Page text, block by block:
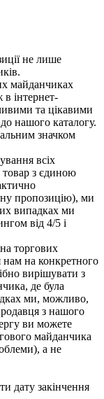
не лише
майданчиках
в інтернет-
та цікавими
нашого каталогу.
значком
всіх
товар з єдиною
пропозицію), ми
випадках ми
від 4/5 і
торгових
на конкретного
вирішувати з
де була
ми, можливо,
з нашого
ви можете
майданчика
а не
дату закінчення